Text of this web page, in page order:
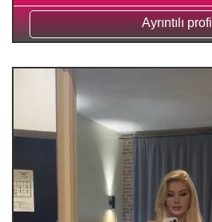
Ayrıntılı profil